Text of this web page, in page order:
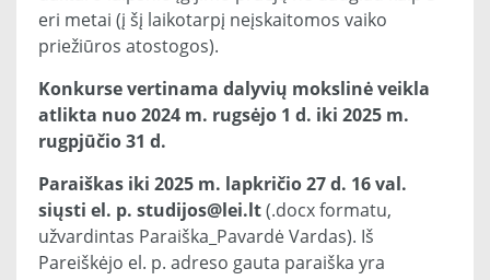
eri metai (į šį laikotarpį neįskaitomos vaiko
priežiūros atostogos).
Konkurse vertinama dalyvių mokslinė veikla
atlikta nuo 2024 m. rugsėjo 1 d. iki 2025 m.
rugpjūčio 31 d.
Paraiškas iki 2025 m. lapkričio 27 d. 16 val.
siųsti el. p. studijos@lei.lt(.docx formatu,
užvardintas Paraiška_Pavardė Vardas). Iš
Pareiškėjo el. p. adreso gauta paraiška yra